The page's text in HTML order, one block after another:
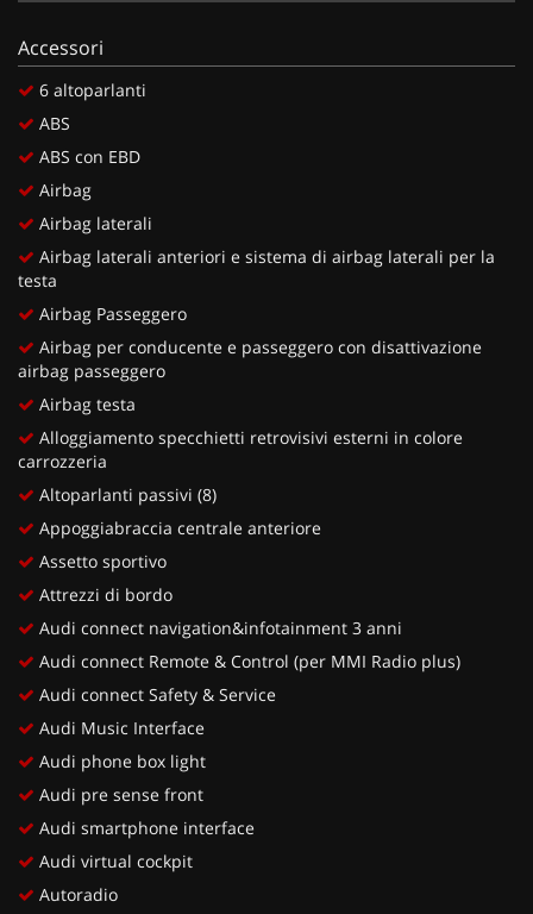
Accessori
6 altoparlanti
ABS
ABS con EBD
Airbag
Airbag laterali
Airbag laterali anteriori e sistema di airbag laterali per la
testa
Airbag Passeggero
Airbag per conducente e passeggero con disattivazione
airbag passeggero
Airbag testa
Alloggiamento specchietti retrovisivi esterni in colore
carrozzeria
Altoparlanti passivi (8)
Appoggiabraccia centrale anteriore
Assetto sportivo
Attrezzi di bordo
Audi connect navigation&infotainment 3 anni
Audi connect Remote & Control (per MMI Radio plus)
Audi connect Safety & Service
Audi Music Interface
Audi phone box light
Audi pre sense front
Audi smartphone interface
Audi virtual cockpit
Autoradio